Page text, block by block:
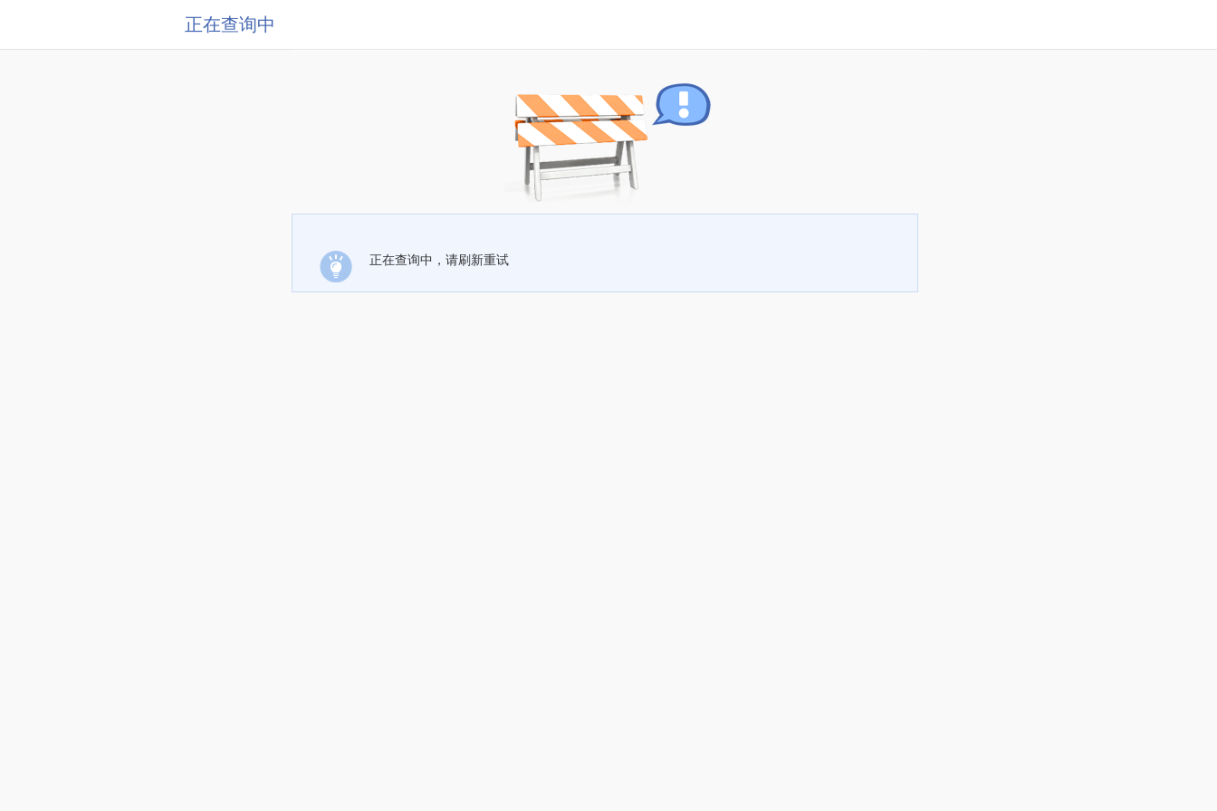
正在查询中
正在查询中，请刷新重试